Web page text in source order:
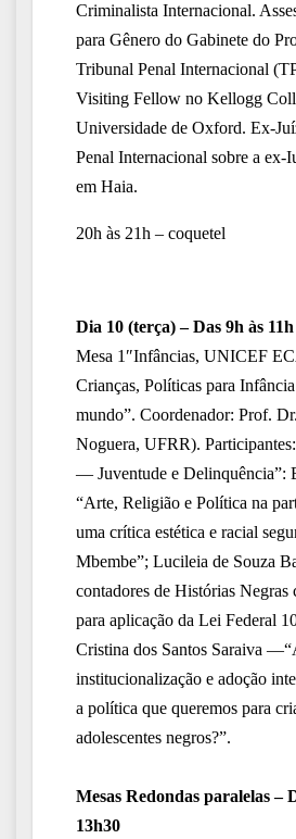
Criminalista Internacional.
para Gênero do Gabinete do
Tribunal Penal Internacional
Visiting Fellow no Kellogg
Universidade de Oxford. Ex-
Penal Internacional sobre a ex-
em Haia.
20h às 21h – coquetel
Dia 10 (terça)–Das 9h às
Mesa 1″Infâncias, UNICEF
Crianças, Políticas para
mundo”. Coordenador: Prof.
Noguera, UFRR).
— Juventude e Delinq
“Arte, Religião e Política na
uma crítica estética e racial
Mbembe”; Lucileia de Souza
contadores de Histórias Negras
para aplicação da Lei Federal
Cristina dos Santos Saraiva
institucionalização e adoção
a política que queremos para
adolescentes negros?”.
Mesas Redondas paralelas –
13h30